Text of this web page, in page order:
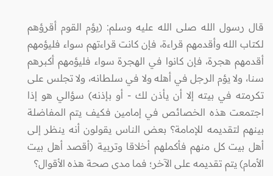
قال رسول الله صلى الله عليه وسلم: (يؤم القوم أقرؤهم
لكتاب الله وأقدمهم قراءة، فإن كانت قراءتهم سواء فليؤمهم
أقدمهم هجرة، فإن كانوا في الهجرة سواء فليؤمهم أكبرهم
سنا، ولا يؤم الرجل في أهله ولا في سلطانه، ولا تجلس على
تكرمته في بيته إلا أن يأذن لك - أو بإذنه) سؤالي هو إذا
اجتمعت هذه الخصائص في إمامين فكيف يتم المفاضلة
بينهم لتقديمه للإمامة؟ بعض الناس يقولون أنه ينظر إلى
أهل بيت كل منهم فأكملهم أخلاقا وتربية (أقصد أهل بيت
الأمام) يتم تقديمه على الآخر؛ فما مدى صحة هذه الأقوال؟